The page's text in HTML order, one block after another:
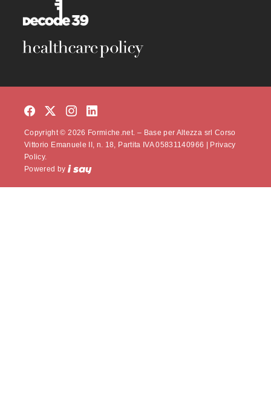
Copyright © 2026 Formiche.net. – Base per Altezza srl Corso
Vittorio Emanuele II, n. 18, Partita IVA 05831140966 |
Privacy
Policy.
Powered by